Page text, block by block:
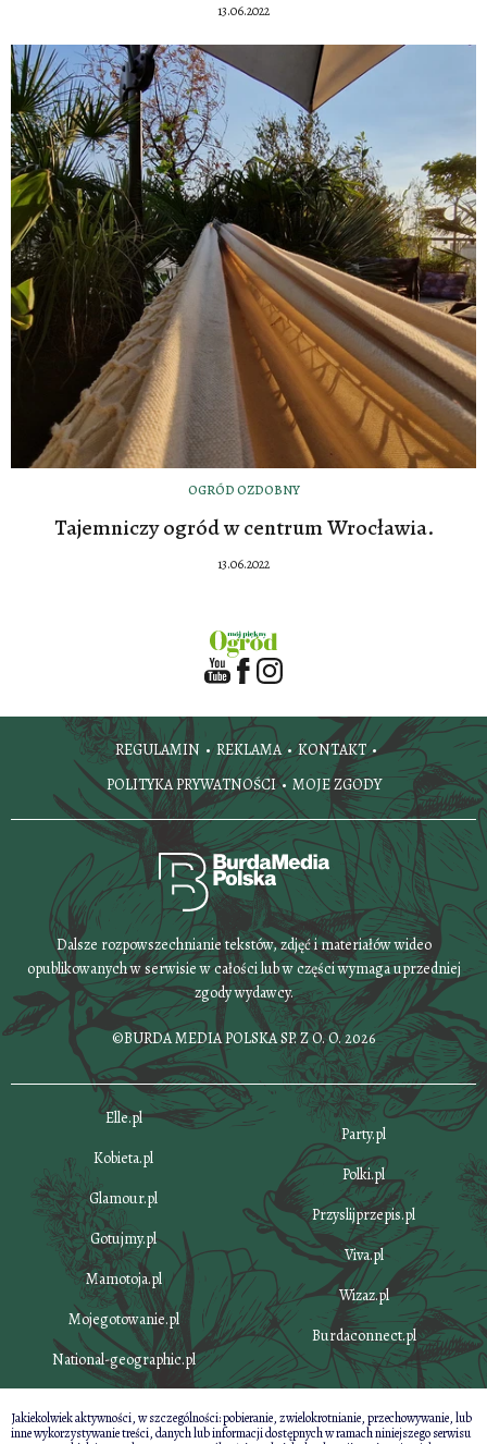
13.06.2022
OGRÓD OZDOBNY
Tajemniczy ogród w centrum Wrocławia.
13.06.2022
REGULAMIN REKLAMA
KONTAKT
POLITYKA PRYWATNOŚCI
MOJE ZGODY
Dalsze rozpowszechnianie tekstów, zdjęć i materiałów wideo
opublikowanych w serwisie w całości lub w części wymaga uprzedniej
zgody wydawcy.
©BURDA MEDIA POLSKA SP. Z O. O. 2026
Elle.pl
Kobieta.pl
Glamour.pl
Gotujmy.pl
Mamotoja.pl
Mojegotowanie.pl
National-geographic.pl
Party.pl
Polki.pl
Przyslijprzepis.pl
Viva.pl
Wizaz.pl
Burdaconnect.pl
Jakiekolwiek aktywności, w szczególności: pobieranie, zwielokrotnianie, przechowywanie, lub
inne wykorzystywanie treści, danych lub informacji dostępnych w ramach niniejszego serwisu